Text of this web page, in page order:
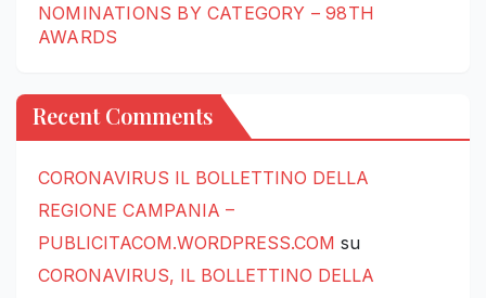
NOMINATIONS BY CATEGORY – 98TH
AWARDS
Recent Comments
CORONAVIRUS IL BOLLETTINO DELLA
REGIONE CAMPANIA –
PUBLICITACOM.WORDPRESS.COM su
CORONAVIRUS, IL BOLLETTINO DELLA